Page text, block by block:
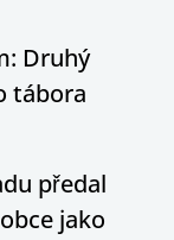
Druhý
tábora
předal
jako